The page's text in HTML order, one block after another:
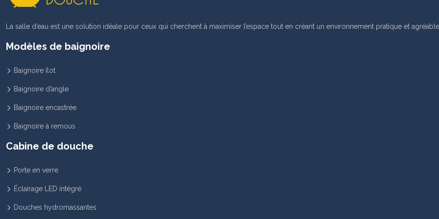
La salle d’eau est une solution idéale pour ceux qui cherchent à maximiser l’espace tout en créant un environnement pratique et
Modèles de baignoire
Baignoire îlot
Baignoire d’angle
Baignoire encastrée
Baignoire à remous
Cabine de douche
Porte en verre
Éclairage LED intégré
Douches hydromassantes